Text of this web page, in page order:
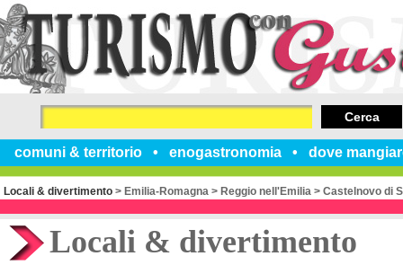
comuni & territorio enogastronomia dove
Cerca
Locali & divertimento > Emilia-Romagna > Reggio nell'Emilia > Castelnovo di
Locali & divertimento